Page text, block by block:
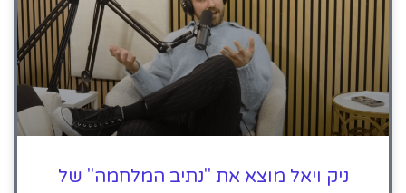
ניק ויאל מוצא את "נתיב המלחמה" של